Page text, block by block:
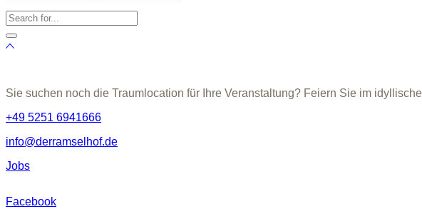
Sie suchen noch die Traumlocation für Ihre Veranstaltung? Feiern Sie im
+49 5251 6941666
info@derramselhof.de
Jobs
Facebook